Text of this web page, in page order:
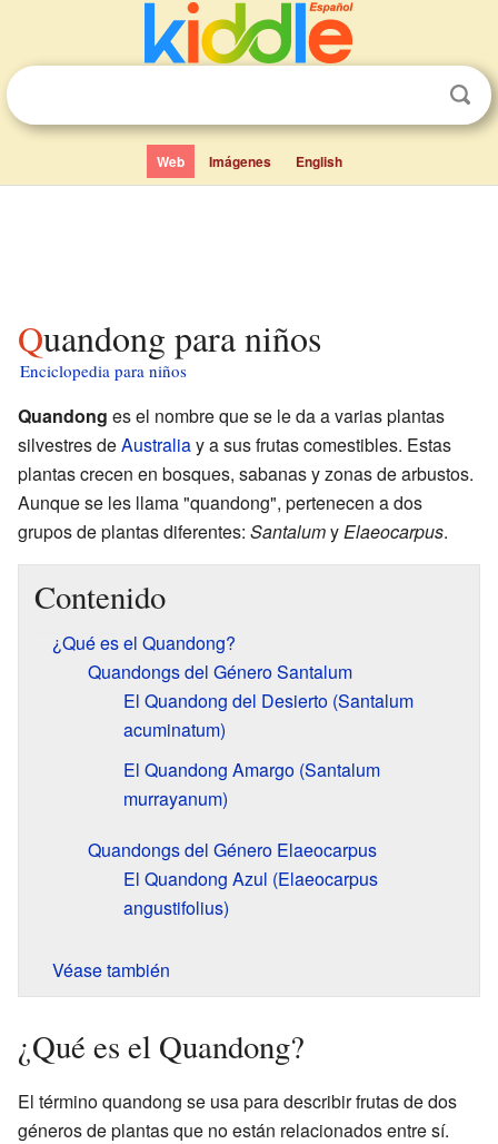
Web Imágenes English
Quandong para niños
Enciclopedia para niños
Quandong es el nombre que se le da a varias plantas
silvestres deAustraliay a sus frutas comestibles. Estas
plantas crecen en bosques, sabanas y zonas de arbustos.
Aunque se les llama "quandong", pertenecen a dos
grupos de plantas diferentes: SantalumyElaeocarpus.
Contenido
¿Qué es el Quandong?
Quandongs del Género Santalum
El Quandong del Desierto (Santalum
acuminatum)
El Quandong Amargo (Santalum
murrayanum)
Quandongs del Género Elaeocarpus
El Quandong Azul (Elaeocarpus
angustifolius)
Véase también
¿Qué es el Quandong?
El término quandong se usa para describir frutas de dos
géneros de plantas que no están relacionados entre sí.